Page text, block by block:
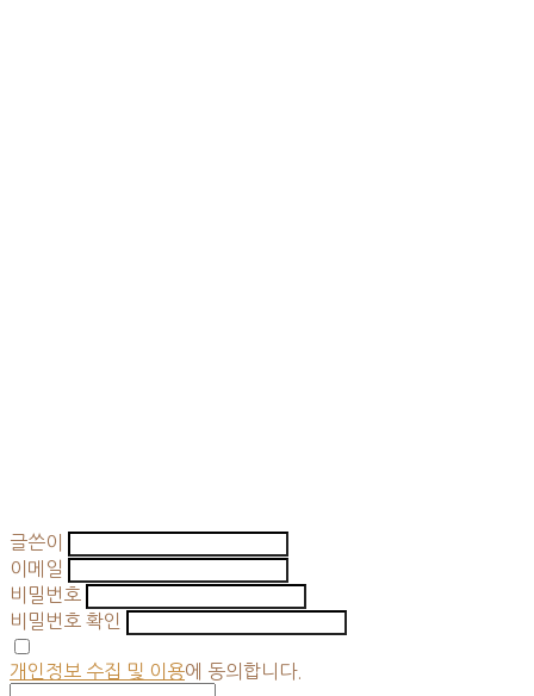
글쓴이
이메일
비밀번호
비밀번호 확인
개인정보 수집 및 이용에 동의합니다.